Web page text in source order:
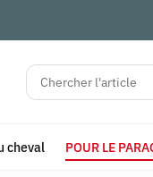
cheval POUR LE